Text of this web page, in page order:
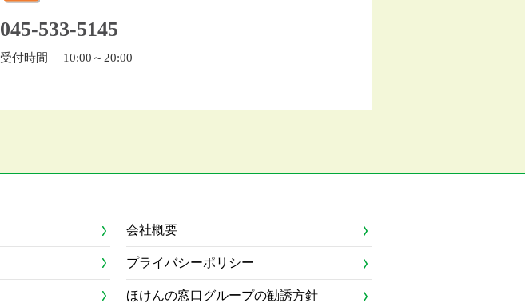
045-533-5145
受付時間 10:00～20:00
会社概要
プライバシーポリシー
ほけんの窓口グループの勧誘方針